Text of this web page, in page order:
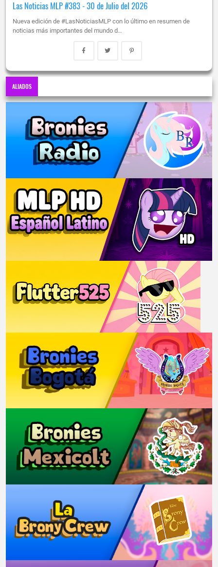
Las Noticias MLP #383 - 30 de Julio del 2026
Nueva edición de #LasNoticiasMLP con lo último en resumen de
noticias más importantes del mundo d…
ALIADOS